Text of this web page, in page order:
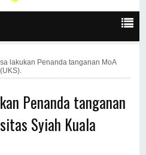
lakukan Penanda tanganan MoA
Penanda tanganan
Syiah Kuala